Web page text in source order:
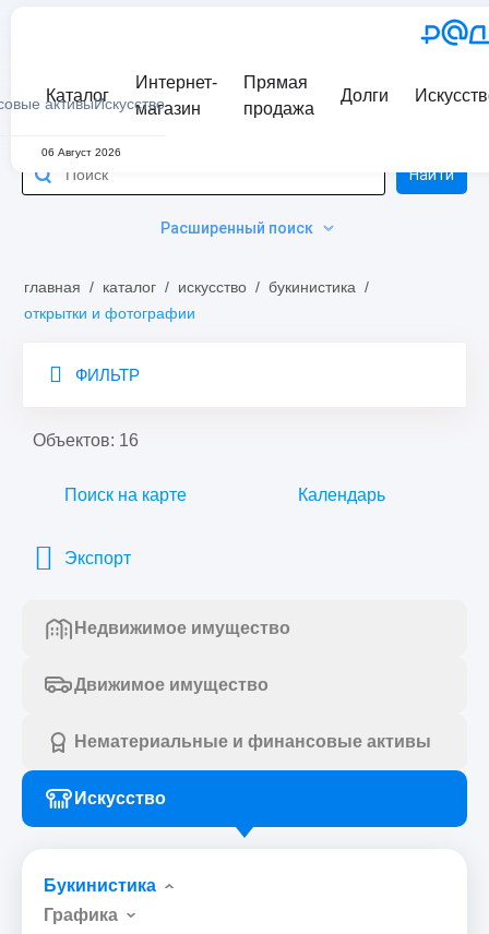
активыИскусство
Каталог
Интернет-
магазин
Прямая
продажа
Долги
06 Август 2026
Расширенный поиск
Найти
главная / каталог / искусство / букинистика /
открытки и фотографии
ФИЛЬТР
Объектов: 16
Поиск на карте Календарь
Экспорт
Недвижимое имущество
Движимое имущество
Нематериальные и финансовые активы
Искусство
Букинистика
Графика